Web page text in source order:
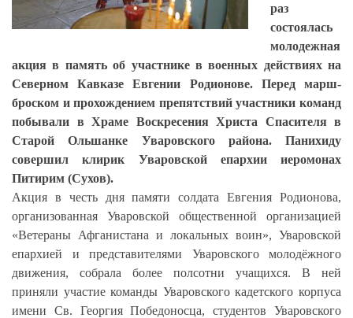
раз
состоялась
молодежная
акция в память об участнике в военных действиях на
Северном Кавказе Евгении Родионове. Перед марш-
броском и прохождением препятствий участники команд
побывали в Храме Воскресения Христа Спасителя в
Старой Ольшанке Уваровского района. Панихиду
совершил клирик Уваровской епархии иеромонах
Питирим (Сухов).
Акция в честь дня памяти солдата Евгения Родионова,
организованная Уваровской общественной организацией
«Ветераны Афганистана и локальных воин», Уваровской
епархией и представителями Уваровского молодёжного
движения, собрала более полсотни учащихся. В ней
приняли участие команды Уваровского кадетского корпуса
имени Св. Георгия Победоносца, студентов Уваровского